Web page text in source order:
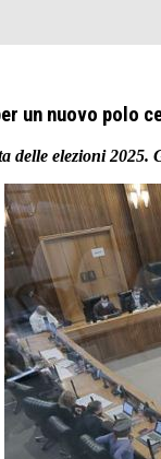
un nuovo polo
elezioni 2025.